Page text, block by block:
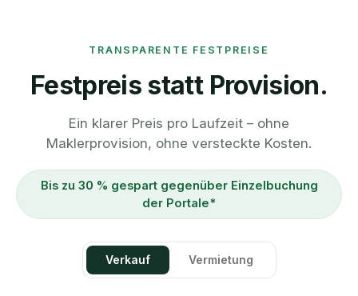
TRANSPARENTE FESTPREISE
Festpreis statt Provision.
Ein klarer Preis pro Laufzeit – ohne
Maklerprovision, ohne versteckte Kosten.
Bis zu 30 % gespart gegenüber Einzelbuchung
der Portale*
Verkauf Vermietung